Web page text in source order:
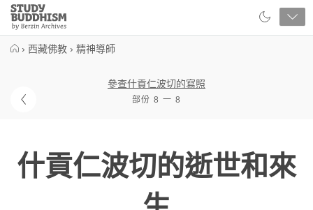
Close
Study
Buddhism
› 西藏佛教 › 精神導師
參查什貢仁波切的寫照
部份 8 一 8
什貢仁波切的逝世和來